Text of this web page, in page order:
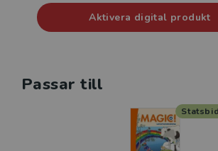
Aktivera digital produkt
Passar till